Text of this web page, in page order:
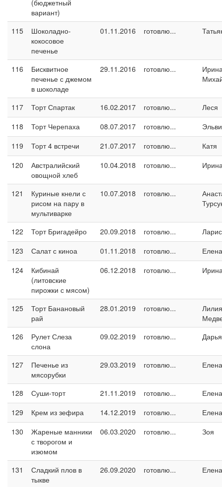
(бюджетный
вариант)
115
Шоколадно-
кокосовое
печенье
01.11.2016 готовлю...
116
Бисквитное
печенье с джемом
в шоколаде
29.11.2016 готовлю...
117 Торт Спартак 16.02.2017 готовлю...
Леся
118
Торт Черепаха 08.07.2017 готовлю...
119
Торт 4 встречи 21.07.2017 готовлю...
Катя
120
Австралийский
овощной хлеб
10.04.2018 готовлю...
121
Куриные кнели с
рисом на пару в
мультиварке
10.07.2018 готовлю...
122 Торт Бригадейро 20.09.2018 готовлю...
123
Салат с киноа 01.11.2018 готовлю...
124
Кибинай
(литовские
пирожки с мясом)
06.12.2018 готовлю...
125
Торт Банановый
рай
28.01.2019 готовлю...
Лилия
126
Рулет Слеза
слона
09.02.2019 готовлю... Дарья
127
Печенье из
мясорубки
29.03.2019 готовлю...
128 Суши-торт 21.11.2019 готовлю...
129
Крем из зефира 14.12.2019 готовлю...
130
Жареные манники
с творогом и
изюмом
06.03.2020 готовлю... Зоя
131
Сладкий плов в
тыкве
26.09.2020 готовлю...